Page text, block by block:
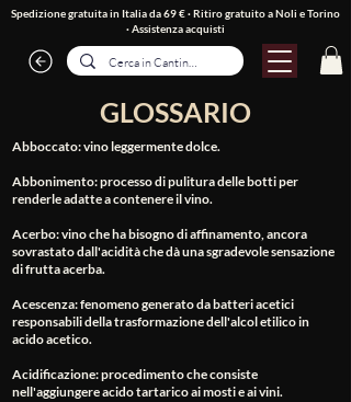
Spedizione gratuita in Italia da 69 € · Ritiro gratuito a Noli e Torino
·Assistenza acquisti
GLOSSARIO
Abboccato: vino leggermente dolce.
Abbonimento: processo di pulitura delle botti per
renderle adatte a contenere il vino.
Acerbo: vino che ha bisogno di affinamento, ancora
sovrastato dall'acidità che dà una sgradevole sensazione
di frutta acerba.
Acescenza: fenomeno generato da batteri acetici
responsabili della trasformazione dell'alcol etilico in
acido acetico.
Acidificazione: procedimento che consiste
nell'aggiungere acido tartarico ai mosti e ai vini.